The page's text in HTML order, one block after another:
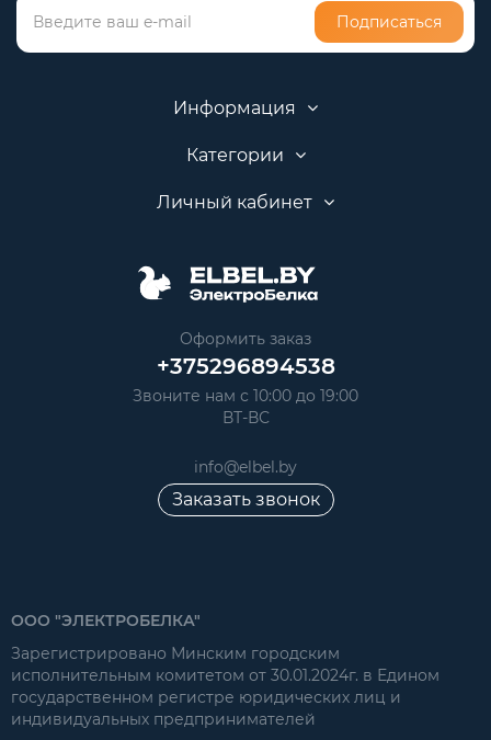
Подписаться
Информация
Категории
Личный кабинет
Оформить заказ
+375296894538
Звоните нам с 10:00 до 19:00
ВТ-ВС
info@elbel.by
Заказать звонок
ООО "ЭЛЕКТРОБЕЛКА"
Зарегистрировано Минским городским
исполнительным комитетом от 30.01.2024г. в Едином
государственном регистре юридических лиц и
индивидуальных предпринимателей